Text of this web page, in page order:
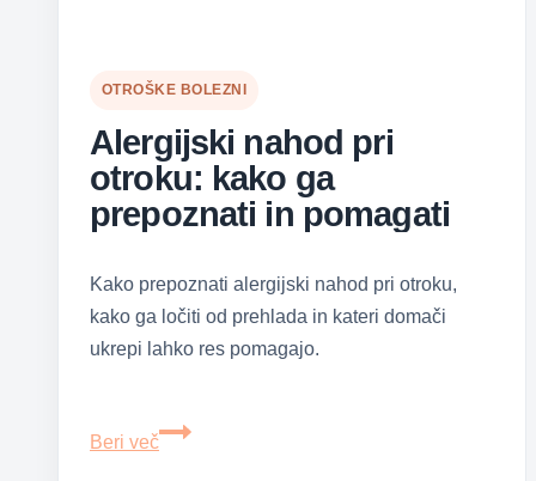
OTROŠKE BOLEZNI
Alergijski nahod pri
otroku: kako ga
prepoznati in pomagati
Kako prepoznati alergijski nahod pri otroku,
kako ga ločiti od prehlada in kateri domači
ukrepi lahko res pomagajo.
Beri več
Alergijski